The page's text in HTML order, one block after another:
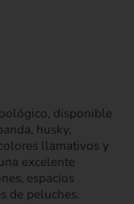
disponible
husky,
llamativos y
excelente
espacios
de peluches.